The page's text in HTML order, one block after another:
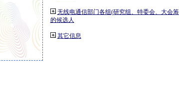
无线电通信部门各组(研究组、特委会、大会
的候选人
其它信息